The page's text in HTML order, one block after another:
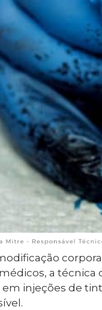
a técnica
injeções de